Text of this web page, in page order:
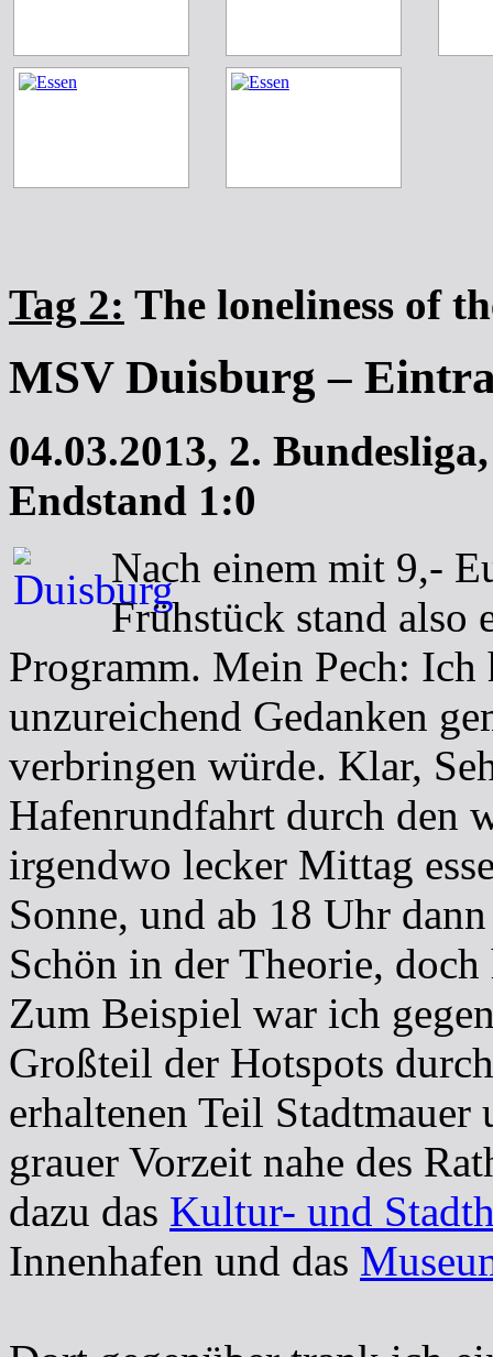
Tag 2: The loneliness of
MSV Duisburg –
04.03.2013, 2.
Endstand 1:0
Nach einem mit 9,-
Frühstück stand also
Programm. Mein Pech:
unzureichend Gedanken
verbringen würde. Klar,
Hafenrundfahrt durch den
irgendwo lecker Mittag
Sonne, und ab 18 Uhr
Schön in der Theorie,
Zum Beispiel war ich
Großteil der Hotspots
erhaltenen Teil
grauer Vorzeit nahe des
dazu das Kultur- und
Innenhafen und das